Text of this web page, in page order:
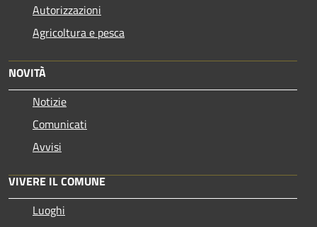
Autorizzazioni
Agricoltura e pesca
NOVITÀ
Notizie
Comunicati
Avvisi
VIVERE IL COMUNE
Luoghi